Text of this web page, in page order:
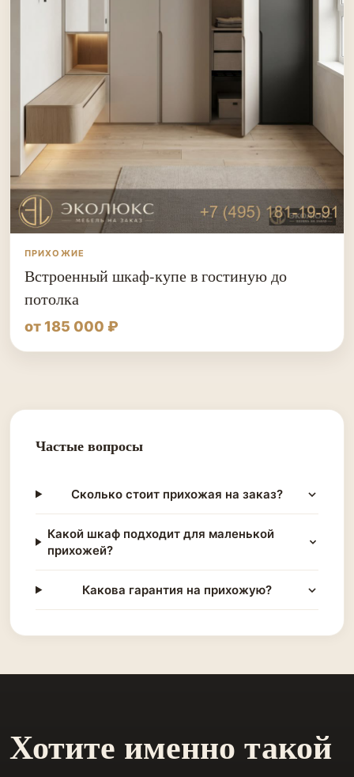
ПРИХОЖИЕ
Встроенный шкаф-купе в гостиную до
потолка
от 185 000 ₽
Частые вопросы
Сколько стоит прихожая на заказ?
Какой шкаф подходит для маленькой
прихожей?
Какова гарантия на прихожую?
Хотите именно такой